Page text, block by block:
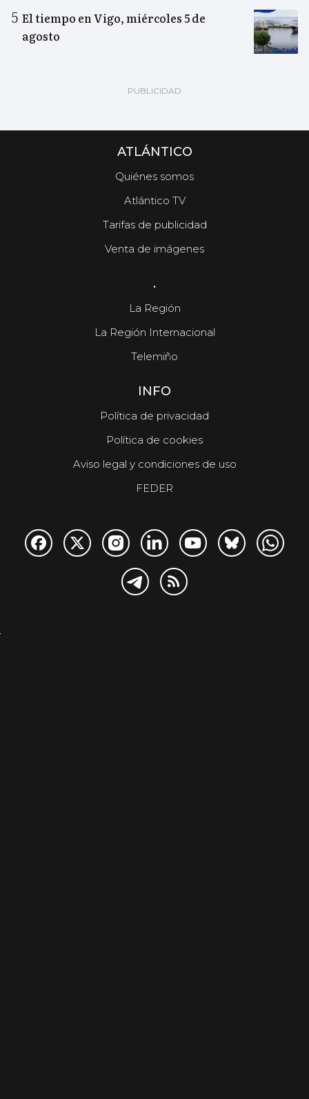
El tiempo en Vigo, miércoles 5 de
agosto
ATLÁNTICO
Quiénes somos
Atlántico TV
Tarifas de publicidad
Venta de imágenes
.
La Región
La Región Internacional
Telemiño
INFO
Política de privacidad
Política de cookies
Aviso legal y condiciones de uso
FEDER